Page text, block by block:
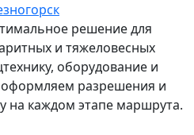
решение для
и тяжеловесных
оборудование и
оформляем разрешения и
на каждом этапе маршрута.